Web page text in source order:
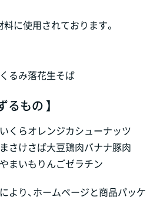
に使用されております。
くるみ落花生そば
るもの 】
いくらオレンジカシューナッツ
さけさば大豆鶏肉バナナ豚肉
やまいも りんごゼラチン
より、ホームページと商品パッケ